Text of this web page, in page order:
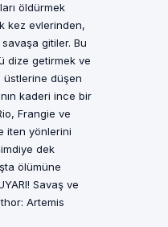
öldürmek
kez evlerinden,
gitiler. Bu
dize getirmek ve
üstlerine düşen
kaderi ince bir
Frangie ve
iten yönlerini
dek
ölümüne
Savaş ve
Artemis